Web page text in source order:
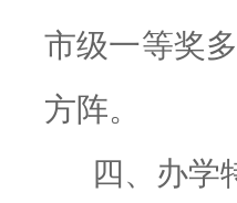
市级一等奖
方阵。
四、办学